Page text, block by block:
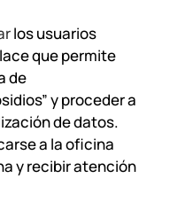
los usuarios
que permite
de
y proceder a
de datos.
a la oficina
y recibir atención